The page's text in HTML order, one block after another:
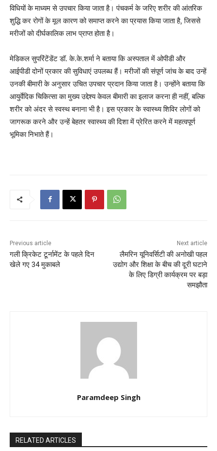
विधियों के माध्यम से उपचार किया जाता है। पंचकर्म के जरिए शरीर की आंतरिक
शुद्धि कर रोगों के मूल कारण को समाप्त करने का प्रयास किया जाता है, जिससे
मरीजों को दीर्घकालिक लाभ प्राप्त होता है।
मेडिकल सुपरिंटेंडेंट डॉ. के.के.शर्मा ने बताया कि अस्पताल में ओपीडी और
आईपीडी दोनों प्रकार की सुविधाएं उपलब्ध हैं। मरीजों की संपूर्ण जांच के बाद उन्हें
उनकी बीमारी के अनुसार उचित उपचार प्रदान किया जाता है। उन्होंने बताया कि
आयुर्वेदिक चिकित्सा का मुख्य उद्देश्य केवल बीमारी का इलाज करना ही नहीं, बल्कि
शरीर को अंदर से स्वस्थ बनाना भी है। इस प्रकार के स्वास्थ्य शिविर लोगों को
जागरूक करने और उन्हें बेहतर स्वास्थ्य की दिशा में प्रेरित करने में महत्वपूर्ण
भूमिका निभाते हैं।
Previous article
गली क्रिकेट टूर्नामेंट के पहले दिन
खेले गए 34 मुकाबले
Next article
लैमरिन यूनिवर्सिटी की अनोखी पहल
उद्योग और शिक्षा के बीच की दूरी घटाने
के लिए डिग्री कार्यक्रम पर बड़ा
समझौता
Paramdeep Singh
RELATED ARTICLES